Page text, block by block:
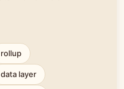
rollup
data layer